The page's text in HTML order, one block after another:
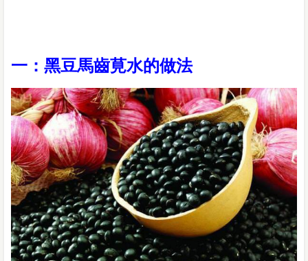
一：黑豆馬齒莧水的做法